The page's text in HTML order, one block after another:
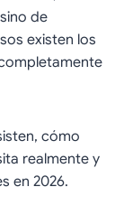
de
existen los
cómo
realmente y
en 2026.